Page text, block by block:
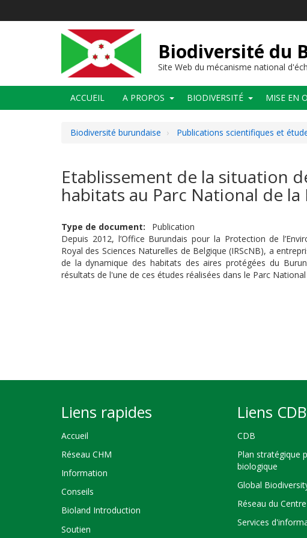
Biodiversité du
Site Web du mécanisme national
Main
navigation
ACCUEIL A PROPOS BIODIVERSITÉ MISE EN
Biodiversité burundaise Publications scientifiques et
Etablissement de la situation
habitats au Parc National de la
Type de document
Publication
Depuis 2012, l’Office Burundais pour la Protection de
Royal des Sciences Naturelles de Belgique (IRScNB), a
de la dynamique des habitats des aires protégées du
résultats de l'une de ces études réalisées dans le Parc
Liens rapides
Accueil
Réseau CHM
Information
Conseils
Bioland Introduction
Soutien
Liens CDB
CDB
Plan stratégique
biologique
Global
Réseau du
Services